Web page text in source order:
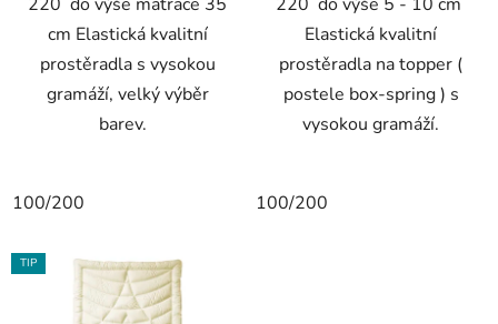
cm Elastická kvalitní
prostěradla s vysokou
gramáží, velký výběr
barev.
100/200
Elastická kvalitní
prostěradla na topper (
postele box-spring ) s
vysokou gramáží.
100/200
TIP